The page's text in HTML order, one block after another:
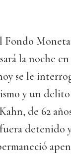
Fondo
la noche
se le
y un delito
de 62
detenido